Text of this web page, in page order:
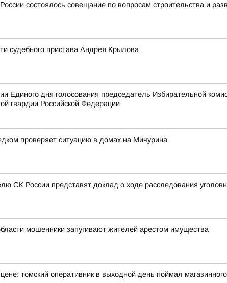
состоялось совещание по вопросам строительства и
судебного пристава Андрея Крылова
Единого дня голосования председатель Избирательной
гвардии Российской Федерации
проверяет ситуацию в домах на Мичурина
СК России представят доклад о ходе расследования
мошенники запугивают жителей арестом имущества
томский оперативник в выходной день поймал